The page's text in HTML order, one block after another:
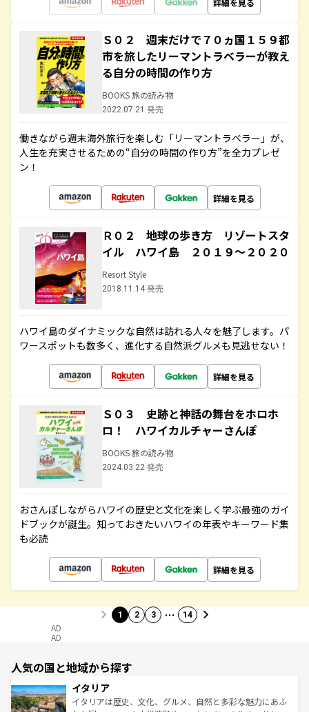
Ｓ０２ 週末だけで７０ヵ国１５９都
市を旅したリーマントラベラーが教え
る自分の時間の作り方
BOOKS 旅の読み物
2022.07.21 発売
働きながら週末海外旅行を楽しむ「リーマントラベラー」が、
人生を充実させるための“自分の時間の作り方”を全力プレゼ
ン！
詳細を見る
Ｒ０２ 地球の歩き方 リゾートスタ
イル ハワイ島 ２０１９～２０２０
Resort Style
2018.11.14 発売
ハワイ島のダイナミックな自然は訪れる人々を魅了します。パ
ワースポットも数多く、進化する自然派グルメも見逃せない！
詳細を見る
Ｓ０３ 史跡と神話の舞台をホロホ
ロ！ ハワイカルチャーさんぽ
BOOKS 旅の読み物
2024.03.22 発売
おさんぽしながらハワイの歴史と文化を楽しく学ぶ最強のガイ
ドブックが誕生。知っておきたいハワイの年表やキーワード集
も必読
詳細を見る
1 2 3 … 14
AD
AD
人気の国と地域から探す
イタリア
イタリアは歴史、文化、グルメ、自然と多彩な魅力にあふ